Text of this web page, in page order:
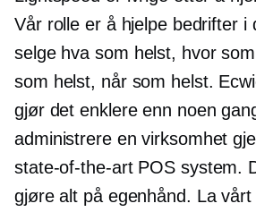
Vår rolle er å hjelpe bedrifter i
selge hva som helst, hvor
som helst, når som helst.
gjør det enklere enn noen
administrere en virksomhet
state-of-the-artPOS system.
gjøre alt på egenhånd. La vårt